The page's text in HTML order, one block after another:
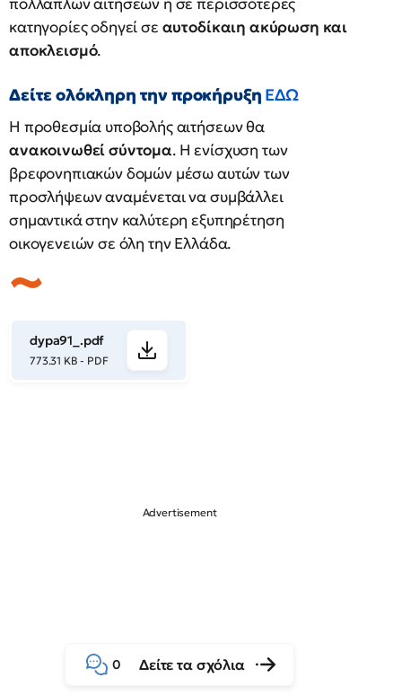
κατηγορίες οδηγεί σε αυτοδίκαιη ακύρωση και
αποκλεισμό.
Δείτε ολόκληρη την προκήρυξη ΕΔΩ
Η προθεσμία υποβολής αιτήσεων θα
ανακοινωθεί σύντομα. Η ενίσχυση των
βρεφονηπιακών δομών μέσω αυτών των
προσλήψεων αναμένεται να συμβάλλει
σημαντικά στην καλύτερη εξυπηρέτηση
οικογενειών σε όλη την Ελλάδα.
dypa91_.pdf
773.31 KB - PDF
0 Δείτε τα σχόλια